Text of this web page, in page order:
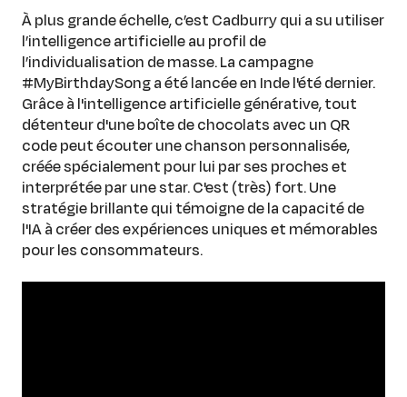
À plus grande échelle, c’est Cadburry qui a su utiliser
l’intelligence artificielle au profil de
l’individualisation de masse. La campagne
#MyBirthdaySong a été lancée en Inde l'été dernier.
Grâce à l'intelligence artificielle générative, tout
détenteur d'une boîte de chocolats avec un QR
code peut écouter une chanson personnalisée,
créée spécialement pour lui par ses proches et
interprétée par une star. C'est (très) fort. Une
stratégie brillante qui témoigne de la capacité de
l'IA à créer des expériences uniques et mémorables
pour les consommateurs.